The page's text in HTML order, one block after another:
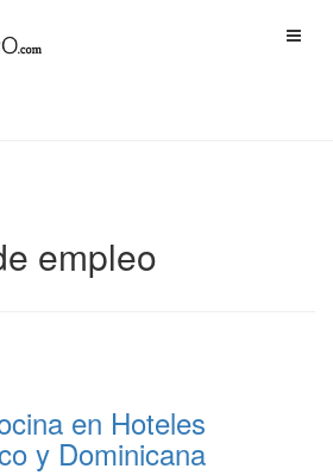
empleo
en Hoteles
y Dominicana